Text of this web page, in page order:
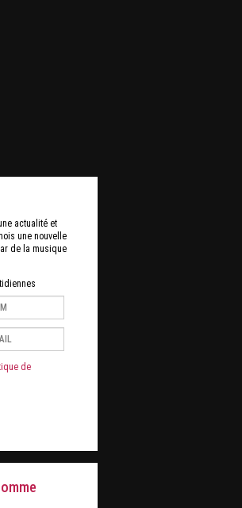
actualité et
une nouvelle
de la musique
de